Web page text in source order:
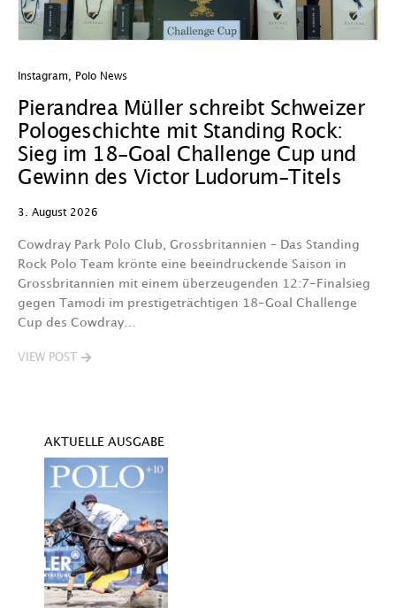
Instagram Polo News
Pierandrea Müller schreibt Schweizer
Pologeschichte mit Standing Rock:
Sieg im 18-Goal Challenge Cup und
Gewinn des Victor Ludorum-Titels
3. August 2026
Cowdray Park Polo Club, Grossbritannien – Das Standing
Rock Polo Team krönte eine beeindruckende Saison in
Grossbritannien mit einem überzeugenden 12:7-Finalsieg
gegen Tamodi im prestigeträchtigen 18-Goal Challenge
Cup des Cowdray…
VIEW POST
AKTUELLE AUSGABE